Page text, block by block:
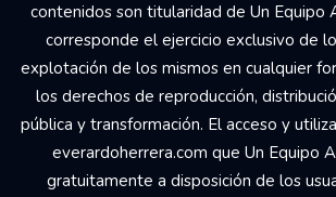
contenidos son titularidad de Un Equipo
corresponde el ejercicio exclusivo de
explotación de los mismos en cualquier
los derechos de reproducción,
pública y transformación. El acceso y
everardoherrera.com que Un Equipo
gratuitamente a disposición de los